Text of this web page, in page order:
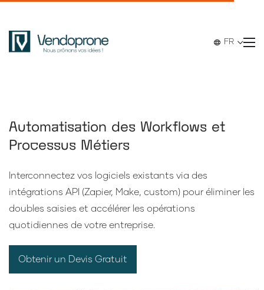
FR
Automatisation des Workflows et
Processus Métiers
Interconnectez vos logiciels existants via des
intégrations API (Zapier, Make, custom) pour éliminer les
doubles saisies et accélérer les opérations
quotidiennes de votre entreprise.
Obtenir un Devis Gratuit